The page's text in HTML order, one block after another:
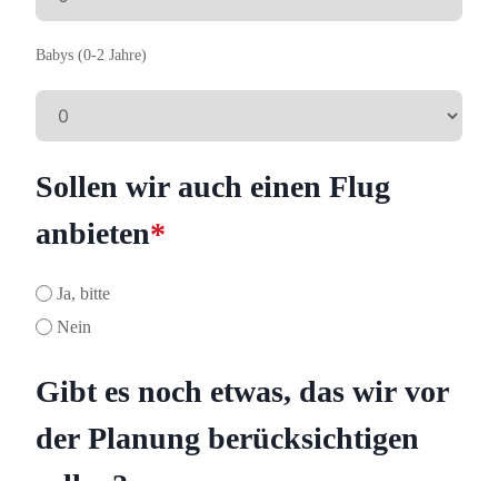
Babys (0-2 Jahre)
Sollen wir auch einen Flug
anbieten*
Ja, bitte
Nein
Gibt es noch etwas, das wir vor
der Planung berücksichtigen